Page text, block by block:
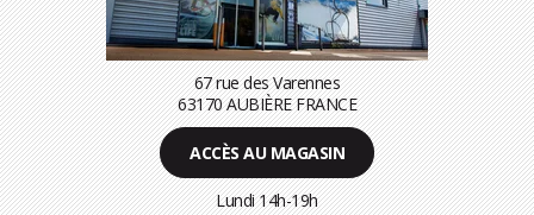
67 rue des Varennes
63170 AUBIÈRE FRANCE
ACCÈS AU MAGASIN
Lundi 14h-19h